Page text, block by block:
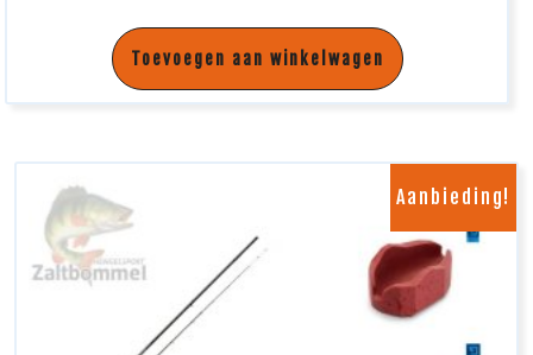
Toevoegen aan winkelwagen
Aanbieding!